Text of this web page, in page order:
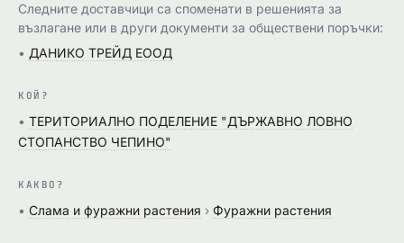
Следните доставчици са споменати в решенията за
възлагане или в други документи за обществени поръчки:
• ДАНИКО ТРЕЙД ЕООД
КОЙ?
• ТЕРИТОРИАЛНО ПОДЕЛЕНИЕ "ДЪРЖАВНО ЛОВНО
СТОПАНСТВО ЧЕПИНО"
КАКВО?
• Слама и фуражни растения › Фуражни растения